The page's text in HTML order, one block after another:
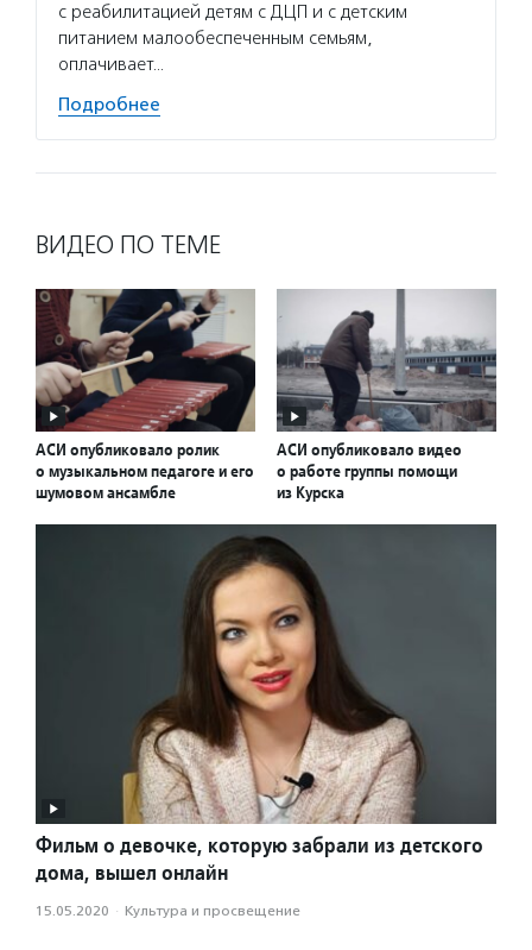
с реабилитацией детям с ДЦП и с детским
питанием малообеспеченным семьям,
оплачивает…
Подробнее
ВИДЕО ПО ТЕМЕ
АСИ опубликовало ролик
о музыкальном педагоге и его
шумовом ансамбле
АСИ опубликовало видео
о работе группы помощи
из Курска
Фильм о девочке, которую забрали из детского
дома, вышел онлайн
15.05.2020 · Культура и просвещение